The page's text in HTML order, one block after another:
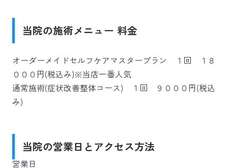
当院の施術メニュー 料金
オーダーメイドセルフケアマスタープラン １回 １８
０００円(税込み)※当店一番人気
通常施術(症状改善整体コース) １回 ９０００円(税込
み)
当院の営業日とアクセス方法
営業日